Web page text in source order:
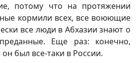
потому что на протяжении
кормили всех, все воюющие
все люди в Абхазии знают о
Еще раз: конечно,
был все-таки в России.